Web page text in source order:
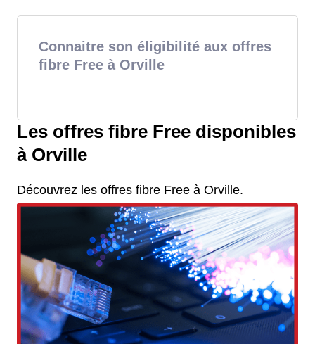
Connaitre son éligibilité aux offres
fibre Free à Orville
Les offres fibre Free disponibles
à Orville
Découvrez les offres fibre Free à Orville.